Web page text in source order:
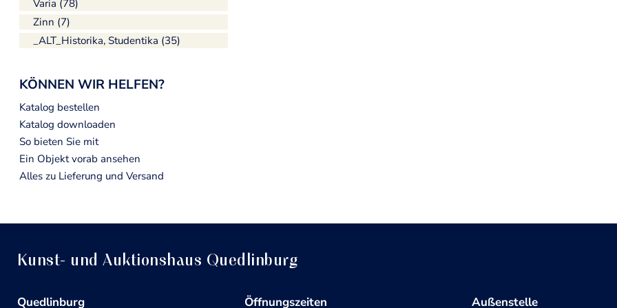
Varia (78)
Zinn (7)
_ALT_Historika, Studentika (35)
KÖNNEN WIR HELFEN?
Katalog bestellen
Katalog downloaden
So bieten Sie mit
Ein Objekt vorab ansehen
Alles zu Lieferung und Versand
Kunst- und Auktionshaus Quedlinburg
Quedlinburg Öffnungszeiten Außenstelle